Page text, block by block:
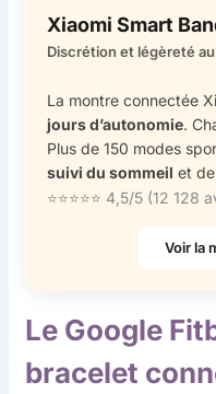
Xiaomi Smart
Discrétion et légèreté
La montre connectée
jours d’autonomie.
Plus de 150 modes
suivi du sommeil et
⭐⭐⭐⭐⭐ 4,5/5 (12 128
Voir la
Le Google
bracelet